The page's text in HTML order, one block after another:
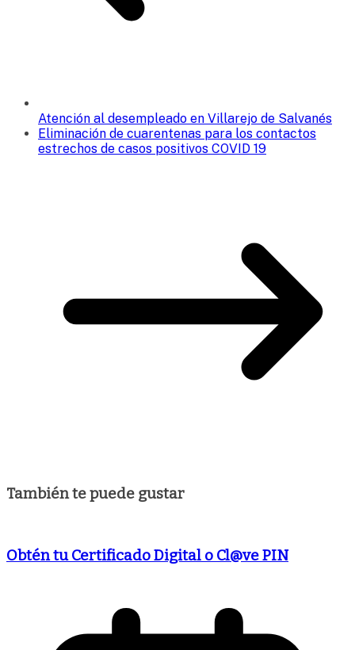
Atención al desempleado en Villarejo de Salvanés
Eliminación de cuarentenas para los contactos
estrechos de casos positivos COVID 19
También te puede gustar
Obtén tu Certificado Digital o Cl@ve PIN